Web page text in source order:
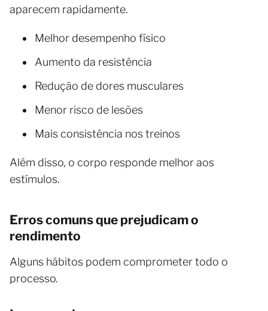
aparecem rapidamente.
Melhor desempenho físico
Aumento da resistência
Redução de dores musculares
Menor risco de lesões
Mais consistência nos treinos
Além disso, o corpo responde melhor aos
estímulos.
Erros comuns que prejudicam o
rendimento
Alguns hábitos podem comprometer todo o
processo.